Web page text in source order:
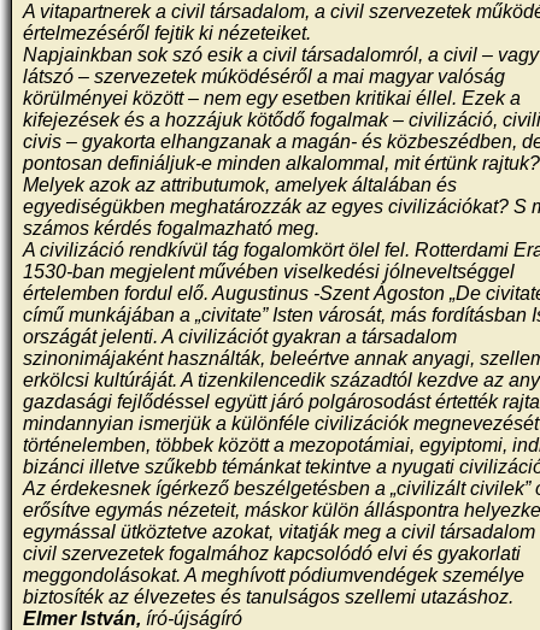
A vitapartnerek a civil társadalom, a civil szervezetek
értelmezéséről fejtik ki nézeteiket.
Napjainkban sok szó esik a civil társadalomról, a civil –
látszó – szervezetek múködéséről a mai magyar valóság
körülményei között – nem egy esetben kritikai éllel. Ezek a
kifejezések és a hozzájuk kötődő fogalmak – civilizáció,
civis – gyakorta elhangzanak a magán- és közbeszédben,
pontosan definiáljuk-e minden alkalommal, mit értünk rajtuk?
Melyek azok az attributumok, amelyek általában és
egyediségükben meghatározzák az egyes civilizációkat? S
számos kérdés fogalmazható meg.
A civilizáció rendkívül tág fogalomkört ölel fel. Rotterdami
1530-ban megjelent művében viselkedési jólneveltséggel
értelemben fordul elő. Augustinus -Szent Ágoston „De
című munkájában a „civitate” Isten városát, más fordításban
országát jelenti. A civilizációt gyakran a társadalom
szinonimájaként használták, beleértve annak anyagi,
erkölcsi kultúráját. A tizenkilencedik századtól kezdve az
gazdasági fejlődéssel együtt járó polgárosodást értették
mindannyian ismerjük a különféle civilizációk
történelemben, többek között a mezopotámiai, egyiptomi,
bizánci illetve szűkebb témánkat tekintve a nyugati
Az érdekesnek ígérkező beszélgetésben a „civilizált civilek”
erősítve egymás nézeteit, máskor külön álláspontra
egymással ütköztetve azokat, vitatják meg a civil társadalom
civil szervezetek fogalmához kapcsolódó elvi és gyakorlati
meggondolásokat. A meghívott pódiumvendégek személye
biztosíték az élvezetes és tanulságos szellemi utazáshoz.
Elmer István, író-újságíró